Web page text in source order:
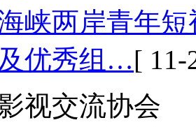
峡两岸青年
优秀组…[ 11-
视交流协会